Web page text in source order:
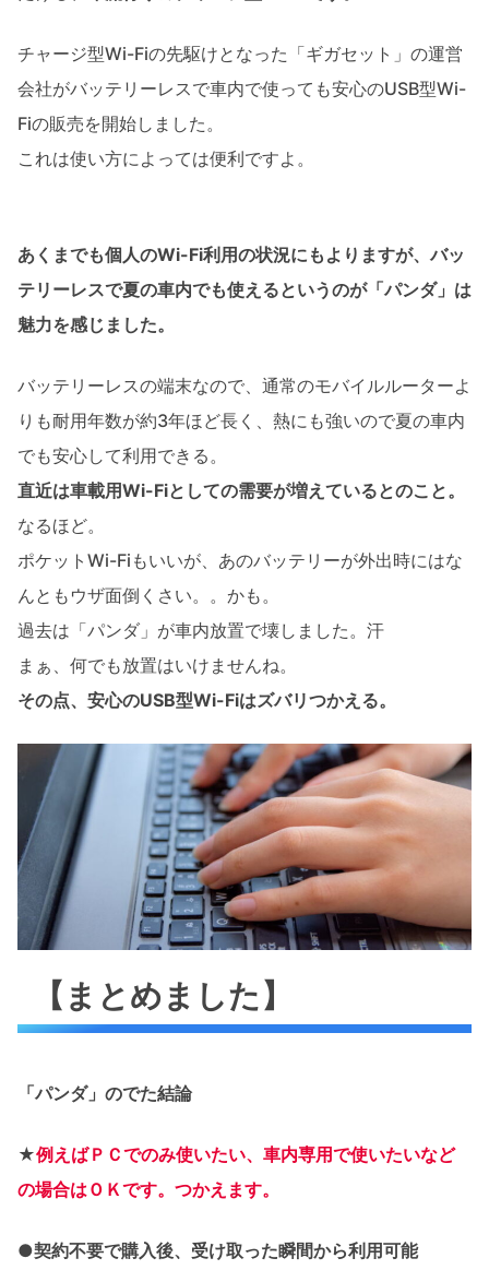
チャージ型Wi-Fiの先駆けとなった「ギガセット」の運営
会社がバッテリーレスで車内で使っても安心のUSB型Wi-
Fiの販売を開始しました。
これは使い方によっては便利ですよ。
あくまでも個人のWi-Fi利用の状況にもよりますが、バッ
テリーレスで夏の車内でも使えるというのが「パンダ」は
魅力を感じました。
バッテリーレスの端末なので、通常のモバイルルーターよ
りも耐用年数が約3年ほど長く、熱にも強いので夏の車内
でも安心して利用できる。
直近は車載用Wi-Fiとしての需要が増えているとのこと。
なるほど。
ポケットWi-Fiもいいが、あのバッテリーが外出時にはな
んともウザ面倒くさい。。かも。
過去は「パンダ」が車内放置で壊しました。汗
まぁ、何でも放置はいけませんね。
その点、安心のUSB型Wi-Fiはズバリつかえる。
【まとめました】
「パンダ」のでた結論
★例えばＰＣでのみ使いたい、車内専用で使いたいなど
の場合はＯＫです。つかえます。
●契約不要で購入後、受け取った瞬間から利用可能